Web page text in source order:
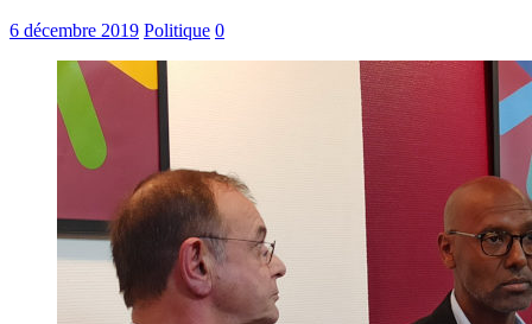
6 décembre 2019 Politique 0